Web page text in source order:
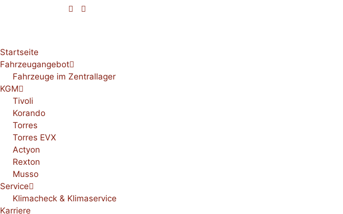
Startseite
Fahrzeugangebot
Fahrzeuge im Zentrallager
KGM
Tivoli
Korando
Torres
Torres EVX
Actyon
Rexton
Musso
Service
Klimacheck & Klimaservice
Karriere